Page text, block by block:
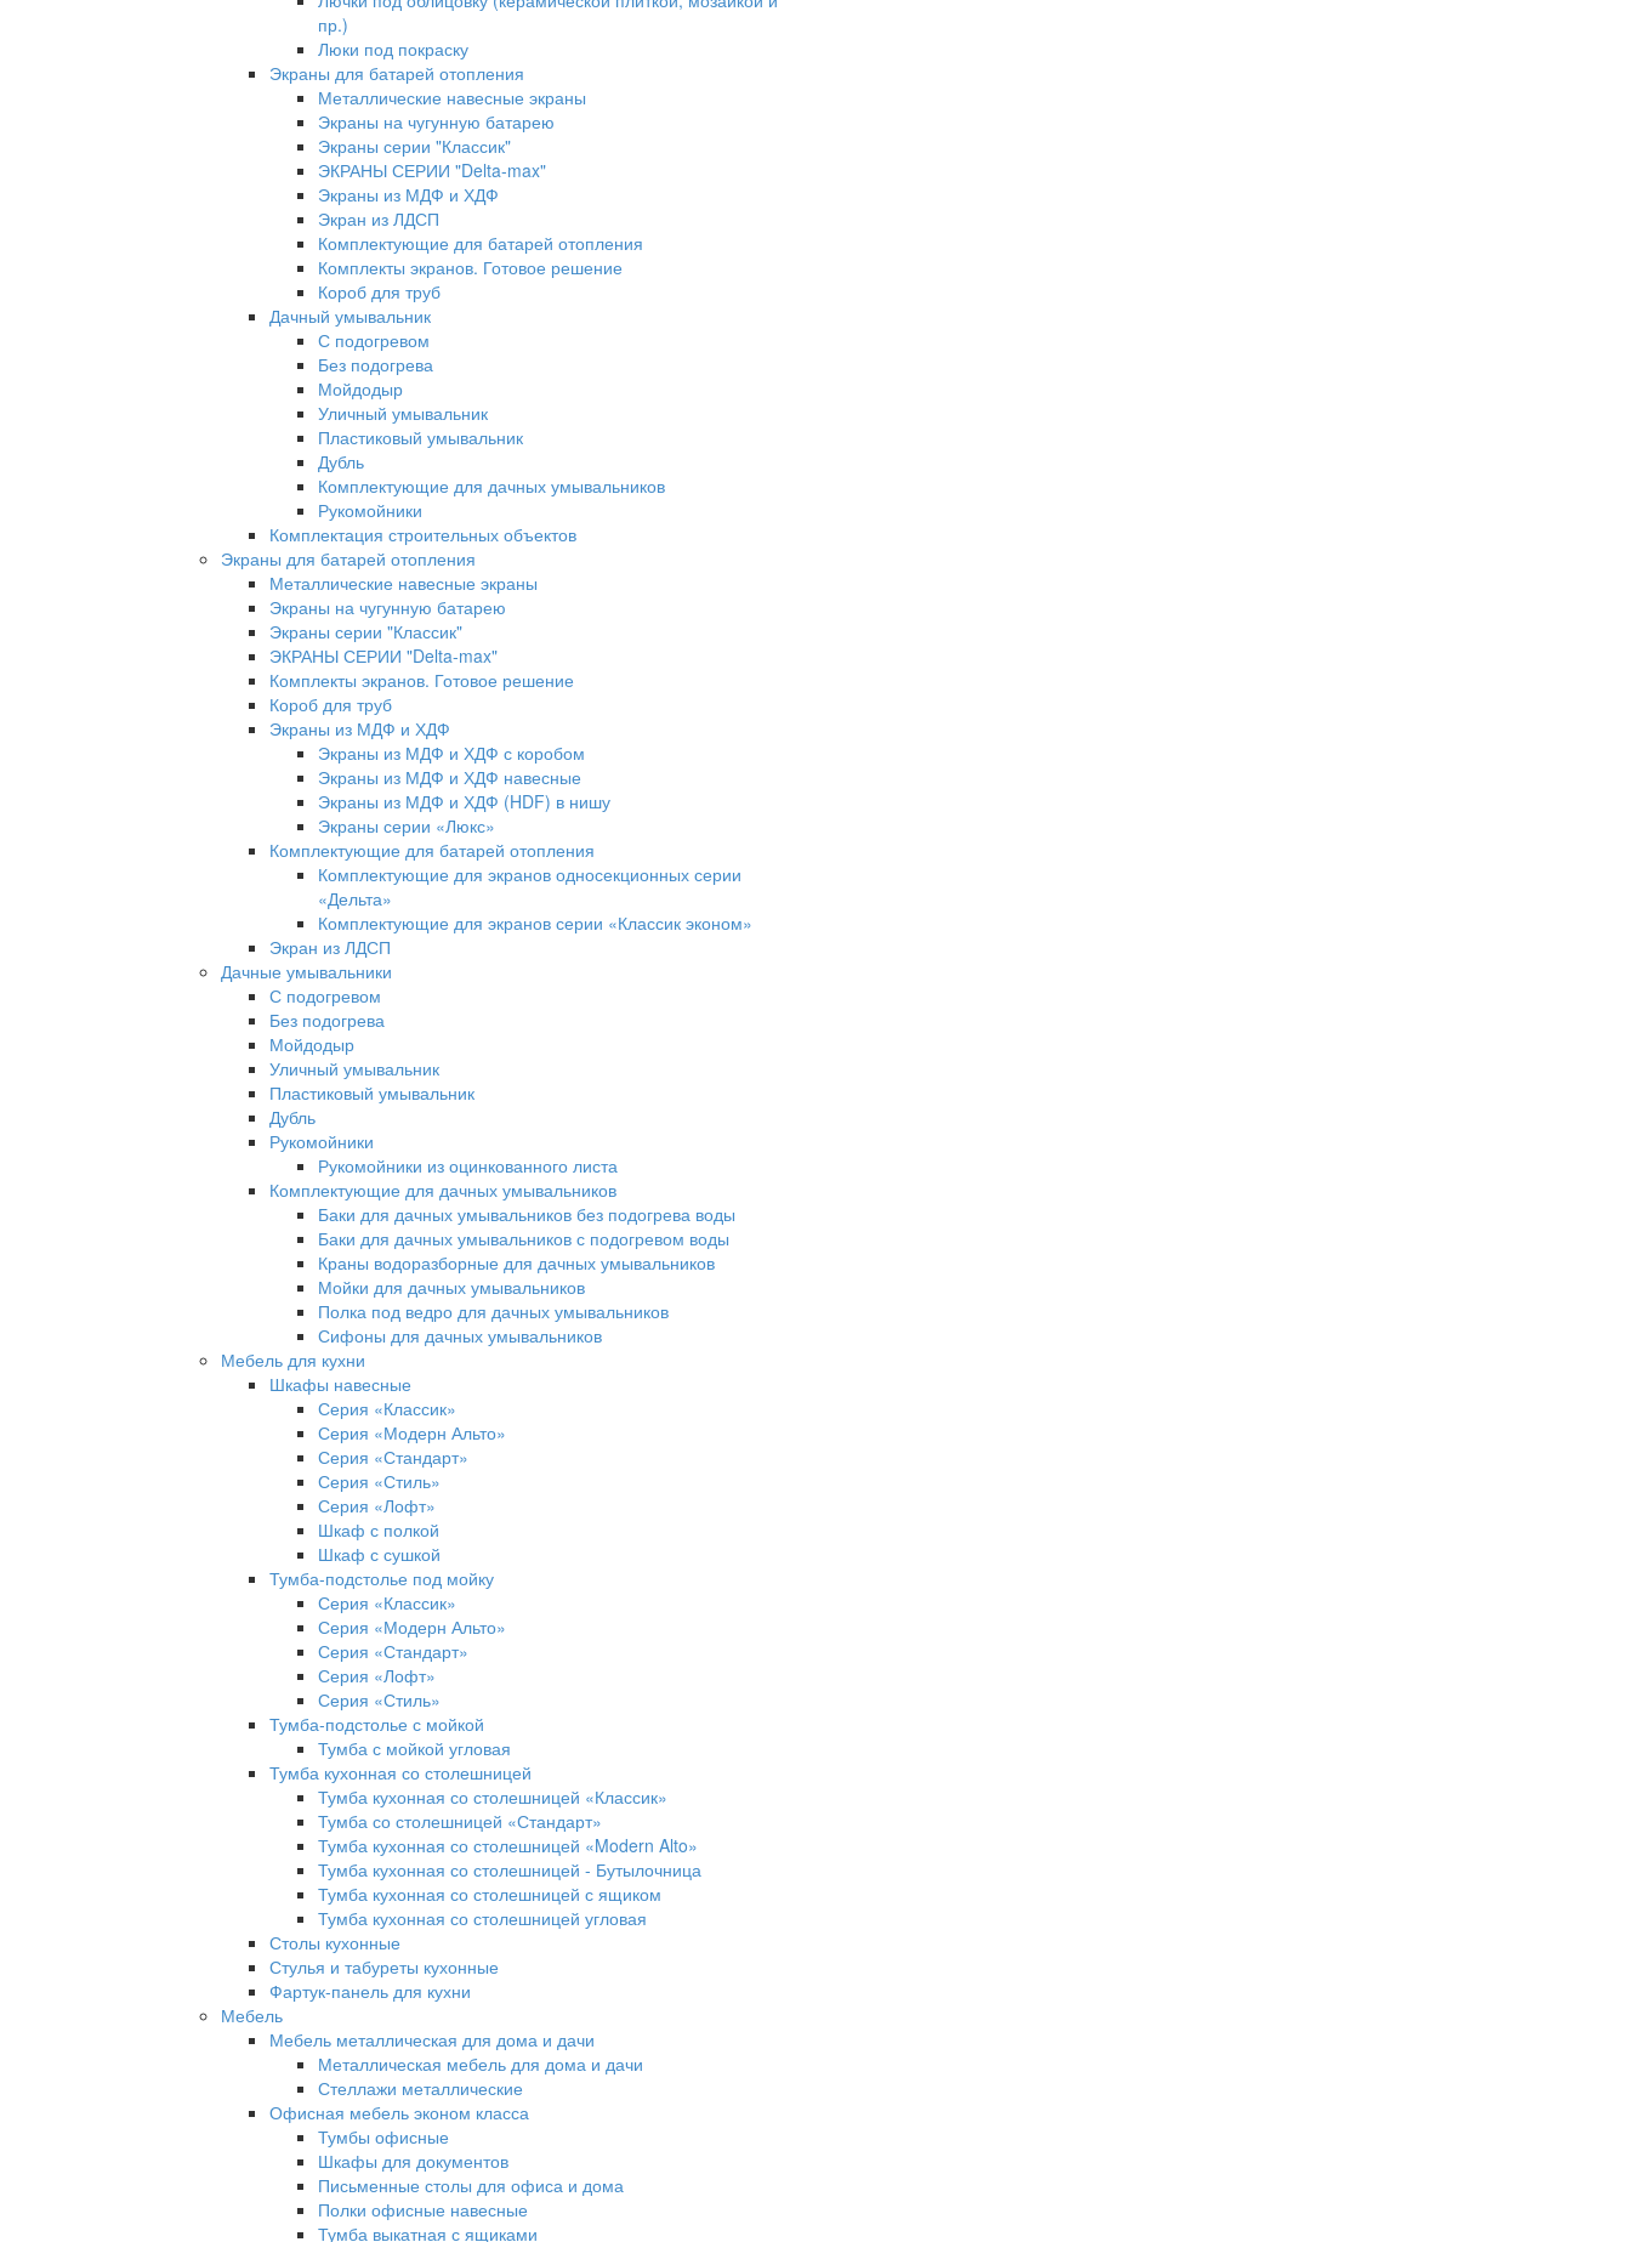
пр.)
Люки под покраску
Экраны для батарей отопления
Металлические навесные экраны
Экраны на чугунную батарею
Экраны серии "Классик"
ЭКРАНЫ СЕРИИ "Delta-max"
Экраны из МДФ и ХДФ
Экран из ЛДСП
Комплектующие для батарей отопления
Комплекты экранов. Готовое решение
Короб для труб
Дачный умывальник
С подогревом
Без подогрева
Мойдодыр
Уличный умывальник
Пластиковый умывальник
Дубль
Комплектующие для дачных умывальников
Рукомойники
Комплектация строительных объектов
Экраны для батарей отопления
Металлические навесные экраны
Экраны на чугунную батарею
Экраны серии "Классик"
ЭКРАНЫ СЕРИИ "Delta-max"
Комплекты экранов. Готовое решение
Короб для труб
Экраны из МДФ и ХДФ
Экраны из МДФ и ХДФ с коробом
Экраны из МДФ и ХДФ навесные
Экраны из МДФ и ХДФ (HDF) в нишу
Экраны серии «Люкс»
Комплектующие для батарей отопления
Комплектующие для экранов односекционных серии
«Дельта»
Комплектующие для экранов серии «Классик эконом»
Экран из ЛДСП
Дачные умывальники
С подогревом
Без подогрева
Мойдодыр
Уличный умывальник
Пластиковый умывальник
Дубль
Рукомойники
Рукомойники из оцинкованного листа
Комплектующие для дачных умывальников
Баки для дачных умывальников без подогрева воды
Баки для дачных умывальников с подогревом воды
Краны водоразборные для дачных умывальников
Мойки для дачных умывальников
Полка под ведро для дачных умывальников
Сифоны для дачных умывальников
Мебель для кухни
Шкафы навесные
Серия «Классик»
Серия «Модерн Альто»
Серия «Стандарт»
Серия «Стиль»
Серия «Лофт»
Шкаф с полкой
Шкаф с сушкой
Тумба-подстолье под мойку
Серия «Классик»
Серия «Модерн Альто»
Серия «Стандарт»
Серия «Лофт»
Серия «Стиль»
Тумба-подстолье с мойкой
Тумба с мойкой угловая
Тумба кухонная со столешницей
Тумба кухонная со столешницей «Классик»
Тумба со столешницей «Стандарт»
Тумба кухонная со столешницей «Modern Alto»
Тумба кухонная со столешницей - Бутылочница
Тумба кухонная со столешницей с ящиком
Тумба кухонная со столешницей угловая
Столы кухонные
Стулья и табуреты кухонные
Фартук-панель для кухни
Мебель
Мебель металлическая для дома и дачи
Металлическая мебель для дома и дачи
Стеллажи металлические
Офисная мебель эконом класса
Тумбы офисные
Шкафы для документов
Письменные столы для офиса и дома
Полки офисные навесные
Тумба выкатная с ящиками